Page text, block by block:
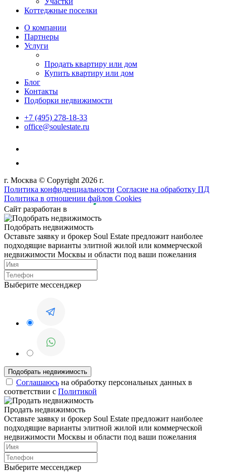
Коттеджные поселки
О компании
Партнеры
Услуги
Продать квартиру или дом
Купить квартиру или дом
Блог
Контакты
Подборки недвижимости
+7 (495) 278-18-33
office@soulestate.ru
г. Москва © Copyright 2026 г.
Политика конфиденциальности Согласие на обработку ПД
Политика в отношении файлов Cookies
Сайт разработан в
Подобрать недвижимость
Оставьте заявку и брокер Soul Estate предложит наиболее
подходящие варианты элитной жилой или коммерческой
недвижимости Москвы и области под ваши пожелания
Выберите мессенджер
Соглашаюсь на обработку персональных данных в
соответствии с Политикой
Продать недвижимость
Оставьте заявку и брокер Soul Estate предложит наиболее
подходящие варианты элитной жилой или коммерческой
недвижимости Москвы и области под ваши пожелания
Выберите мессенджер